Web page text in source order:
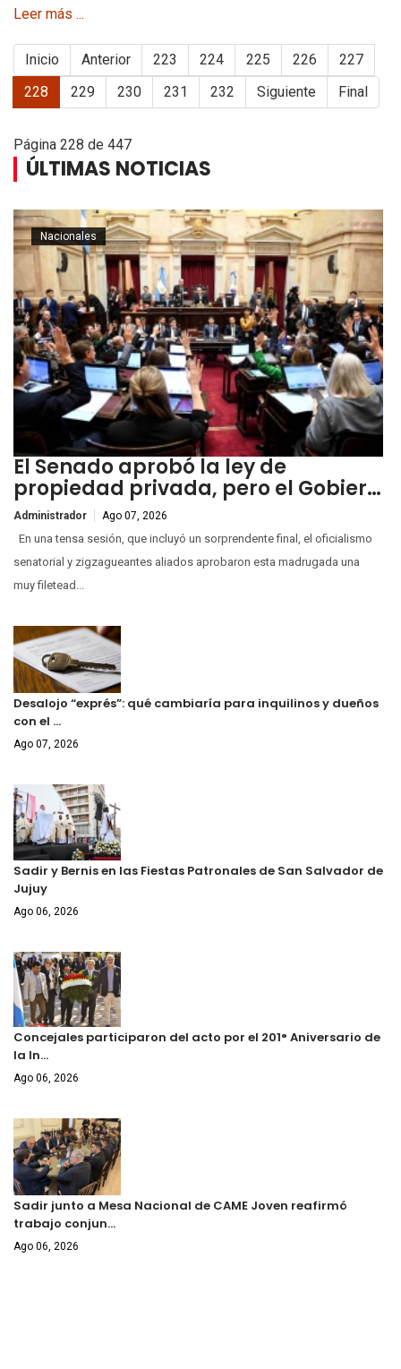
Leer más ...
Inicio Anterior 223 224 225 226
227
228
229 230 231 232 Siguiente Final
Página 228 de 447
ÚLTIMAS NOTICIAS
El Senado aprobó la ley de
propiedad privada, pero el Gobier…
Administrador Ago 07, 2026
Nacionales
En una tensa sesión, que incluyó un sorprendente final, el oficialismo
senatorial y zigzagueantes aliados aprobaron esta madrugada una
muy filetead...
Desalojo “exprés”: qué cambiaría para inquilinos y dueños
con el …
Ago 07, 2026
Sadir y Bernis en las Fiestas Patronales de San Salvador de
Jujuy
Ago 06, 2026
Concejales participaron del acto por el 201° Aniversario de
la In…
Ago 06, 2026
Sadir junto a Mesa Nacional de CAME Joven reafirmó
trabajo conjun…
Ago 06, 2026